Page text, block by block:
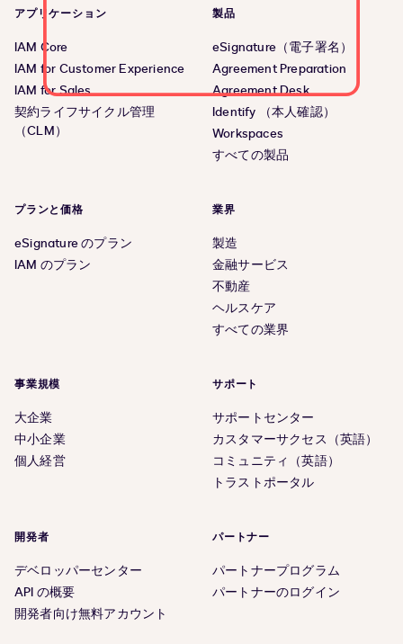
アプリケーション
IAM Core
IAM for Customer Experience
IAM for Sales
契約ライフサイクル管理
（CLM）
製品
eSignature（電子署名）
Agreement Preparation
Agreement Desk
Identify （本人確認）
Workspaces
すべての製品
プランと価格
eSignature のプラン
IAM のプラン
業界
製造
金融サービス
不動産
ヘルスケア
すべての業界
事業規模
大企業
中小企業
個人経営
サポート
サポートセンター
カスタマーサクセス（英語）
コミュニティ（英語）
トラストポータル
開発者
デベロッパーセンター
API の概要
開発者向け無料アカウント
パートナー
パートナープログラム
パートナーのログイン